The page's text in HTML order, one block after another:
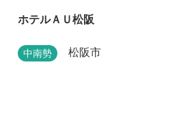
ホテルＡＵ松阪
中南勢 松阪市